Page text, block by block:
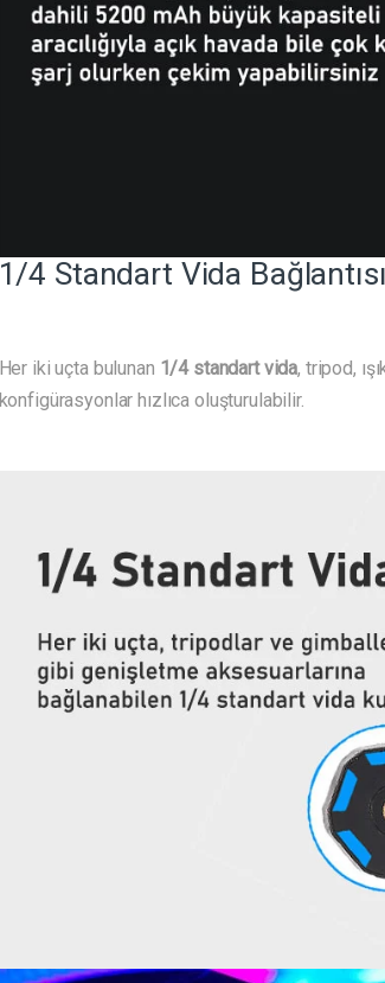
1/4 Standart Vida Bağlantısı
Her iki uçta bulunan 1/4 standart vida, tripod,
konfigürasyonlar hızlıca oluşturulabilir.